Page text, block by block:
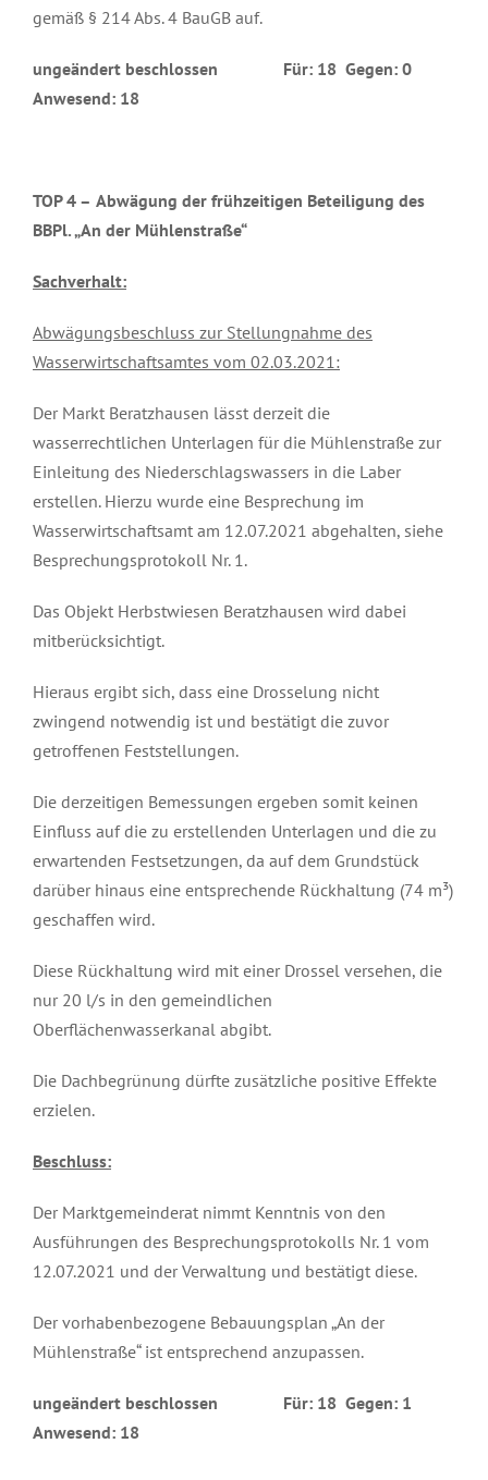
gemäß § 214 Abs. 4 BauGB auf.
ungeändert beschlossen Für: 18 Gegen: 0
Anwesend: 18
TOP 4 – Abwägung der frühzeitigen Beteiligung des
BBPl. „An der Mühlenstraße“
Sachverhalt:
Abwägungsbeschluss zur Stellungnahme des
Wasserwirtschaftsamtes vom 02.03.2021:
Der Markt Beratzhausen lässt derzeit die
wasserrechtlichen Unterlagen für die Mühlenstraße zur
Einleitung des Niederschlagswassers in die Laber
erstellen. Hierzu wurde eine Besprechung im
Wasserwirtschaftsamt am 12.07.2021 abgehalten, siehe
Besprechungsprotokoll Nr. 1.
Das Objekt Herbstwiesen Beratzhausen wird dabei
mitberücksichtigt.
Hieraus ergibt sich, dass eine Drosselung nicht
zwingend notwendig ist und bestätigt die zuvor
getroffenen Feststellungen.
Die derzeitigen Bemessungen ergeben somit keinen
Einfluss auf die zu erstellenden Unterlagen und die zu
erwartenden Festsetzungen, da auf dem Grundstück
darüber hinaus eine entsprechende Rückhaltung (74 m³)
geschaffen wird.
Diese Rückhaltung wird mit einer Drossel versehen, die
nur 20 l/s in den gemeindlichen
Oberflächenwasserkanal abgibt.
Die Dachbegrünung dürfte zusätzliche positive Effekte
erzielen.
Beschluss:
Der Marktgemeinderat nimmt Kenntnis von den
Ausführungen des Besprechungsprotokolls Nr. 1 vom
12.07.2021 und der Verwaltung und bestätigt diese.
Der vorhabenbezogene Bebauungsplan „An der
Mühlenstraße“ ist entsprechend anzupassen.
ungeändert beschlossen Für: 18 Gegen: 1
Anwesend: 18